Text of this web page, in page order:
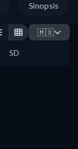
Sinopsis
🇲🇽
SD